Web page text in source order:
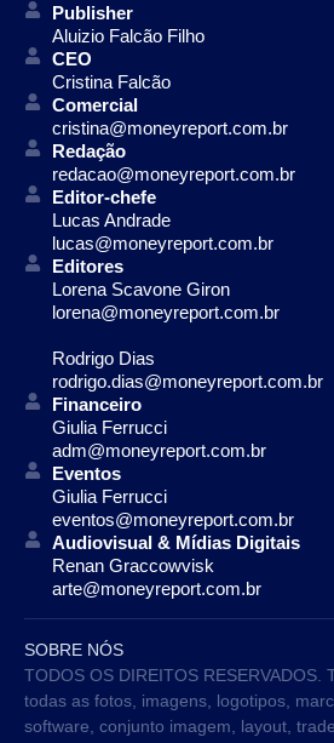
Publisher
Aluizio Falcão Filho
CEO
Cristina Falcão
Comercial
cristina@moneyreport.com.br
Redação
redacao@moneyreport.com.br
Editor-chefe
Lucas Andrade
lucas@moneyreport.com.br
Editores
Lorena Scavone Giron
lorena@moneyreport.com.br
Rodrigo Dias
rodrigo.dias@moneyreport.com.br
Financeiro
Giulia Ferrucci
adm@moneyreport.com.br
Eventos
Giulia Ferrucci
eventos@moneyreport.com.br
Audiovisual & Mídias Digitais
Renan Graccowvisk
arte@moneyreport.com.br
SOBRE NÓS
TODOS OS DIREITOS RESERVADOS.
todas as fotos, imagens, logotipos,
software, conjunto imagem, layout,